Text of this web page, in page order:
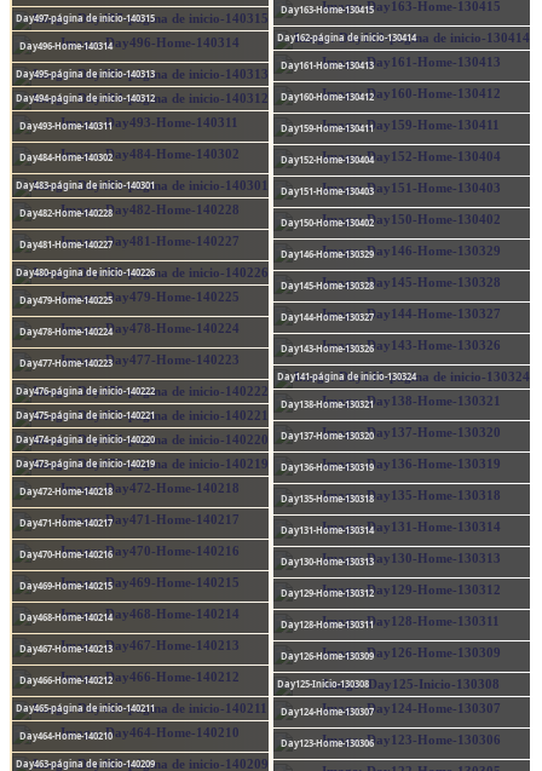
Day497-página de inicio-140315
Day496-Home-140314
Day495-página de inicio-140313
Day494-página de inicio-140312
Day493-Home-140311
Day484-Home-140302
Day483-página de inicio-140301
Day482-Home-140228
Day481-Home-140227
Day480-página de inicio-140226
Day479-Home-140225
Day478-Home-140224
Day477-Home-140223
Day476-página de inicio-140222
Day475-página de inicio-140221
Day474-página de inicio-140220
Day473-página de inicio-140219
Day472-Home-140218
Day471-Home-140217
Day470-Home-140216
Day469-Home-140215
Day468-Home-140214
Day467-Home-140213
Day466-Home-140212
Day465-página de inicio-140211
Day464-Home-140210
Day463-página de inicio-140209
Day163-Home-130415
Day162-página de inicio-130414
Day161-Home-130413
Day160-Home-130412
Day159-Home-130411
Day152-Home-130404
Day151-Home-130403
Day150-Home-130402
Day146-Home-130329
Day145-Home-130328
Day144-Home-130327
Day143-Home-130326
Day141-página de inicio-130324
Day138-Home-130321
Day137-Home-130320
Day136-Home-130319
Day135-Home-130318
Day131-Home-130314
Day130-Home-130313
Day129-Home-130312
Day128-Home-130311
Day126-Home-130309
Day125-Inicio-130308
Day124-Home-130307
Day123-Home-130306